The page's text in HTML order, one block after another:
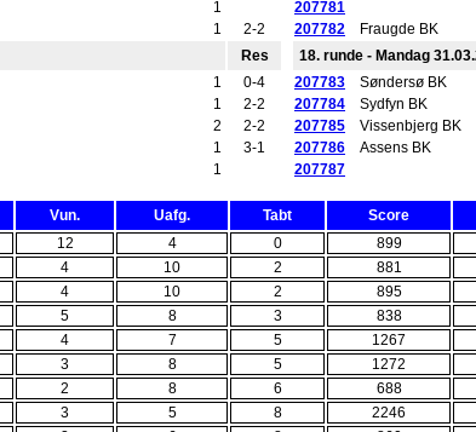
1 207781
1 2-2 207782 Fraugde BK
Res 18. runde - Mandag
1 0-4 207783 Søndersø BK
1 2-2 207784 Sydfyn BK
2 2-2 207785 Vissenbjerg BK
1 3-1 207786 Assens BK
1 207787
Vun. Uafg. Tabt Score
12 4 0 899
4 10 2 881
4 10 2 895
5 8 3 838
4 7 5 1267
3 8 5 1272
2 8 6 688
3 5 8 2246